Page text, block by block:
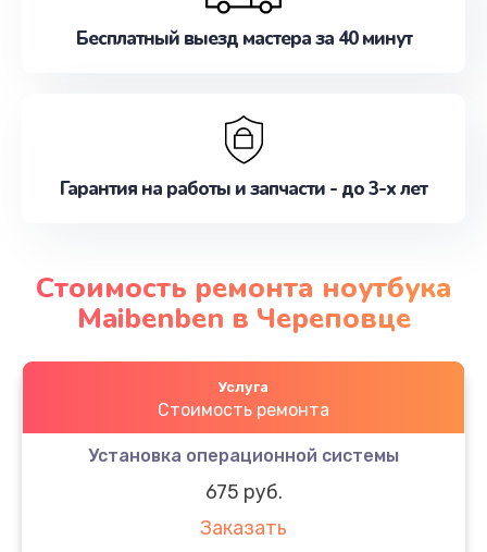
Бесплатный выезд мастера за 40 минут
Гарантия на работы и запчасти - до 3-х лет
Стоимость ремонта ноутбука
Maibenben в Череповце
Услуга
Стоимость ремонта
Установка операционной системы
675 руб.
Заказать